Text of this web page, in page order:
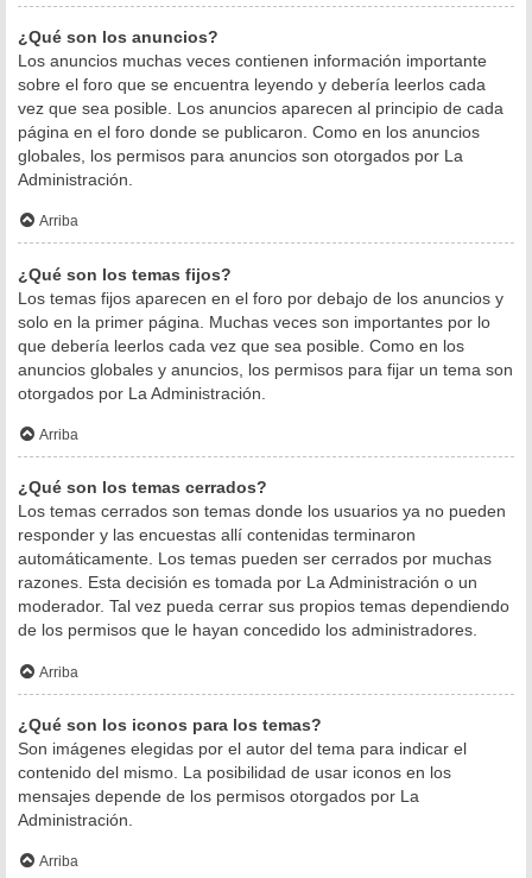
¿Qué son los anuncios?
Los anuncios muchas veces contienen información importante
sobre el foro que se encuentra leyendo y debería leerlos cada
vez que sea posible. Los anuncios aparecen al principio de cada
página en el foro donde se publicaron. Como en los anuncios
globales, los permisos para anuncios son otorgados por La
Administración.
Arriba
¿Qué son los temas fijos?
Los temas fijos aparecen en el foro por debajo de los anuncios y
solo en la primer página. Muchas veces son importantes por lo
que debería leerlos cada vez que sea posible. Como en los
anuncios globales y anuncios, los permisos para fijar un tema son
otorgados por La Administración.
Arriba
¿Qué son los temas cerrados?
Los temas cerrados son temas donde los usuarios ya no pueden
responder y las encuestas allí contenidas terminaron
automáticamente. Los temas pueden ser cerrados por muchas
razones. Esta decisión es tomada por La Administración o un
moderador. Tal vez pueda cerrar sus propios temas dependiendo
de los permisos que le hayan concedido los administradores.
Arriba
¿Qué son los iconos para los temas?
Son imágenes elegidas por el autor del tema para indicar el
contenido del mismo. La posibilidad de usar iconos en los
mensajes depende de los permisos otorgados por La
Administración.
Arriba